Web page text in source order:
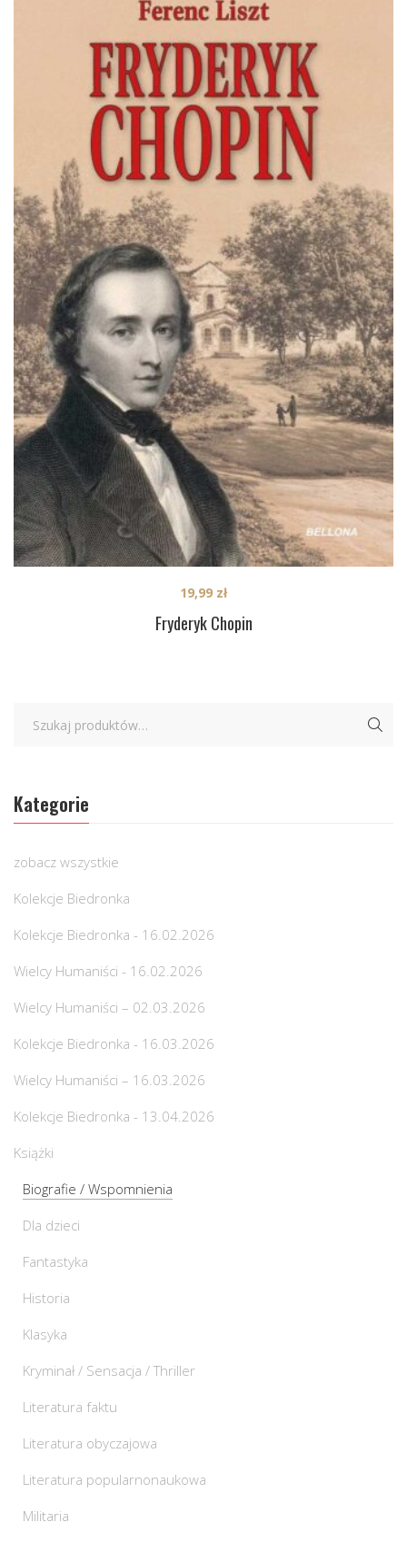
Fryderyk Chopin
19,99 zł
Kategorie
zobacz wszystkie
Kolekcje Biedronka
Kolekcje Biedronka - 16.02.2026
Wielcy Humaniści - 16.02.2026
Wielcy Humaniści – 02.03.2026
Kolekcje Biedronka - 16.03.2026
Wielcy Humaniści – 16.03.2026
Kolekcje Biedronka - 13.04.2026
Książki
Biografie / Wspomnienia
Dla dzieci
Fantastyka
Historia
Klasyka
Kryminał / Sensacja / Thriller
Literatura faktu
Literatura obyczajowa
Literatura popularnonaukowa
Militaria